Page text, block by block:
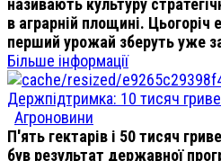
в аграрній площині. Цьогоріч
перший урожай зберуть уже
Більше інформації
Держпідтримка: 10 тисяч
Агроновини
П'ять гектарів і 50 тисяч
був результат державної